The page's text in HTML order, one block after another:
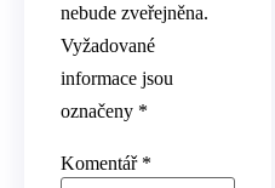
nebude zveřejněna.
Vyžadované
informace jsou
označeny *
Komentář *